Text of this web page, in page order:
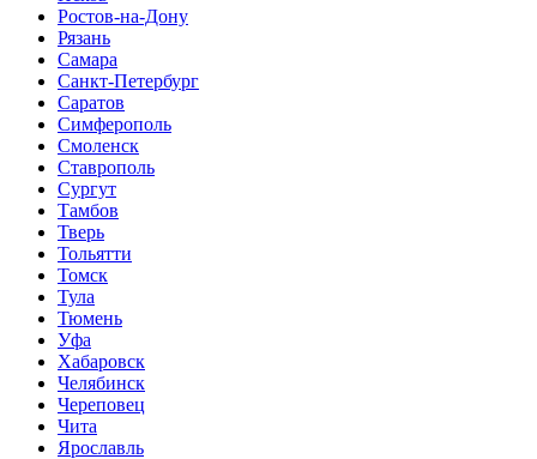
Ростов-на-Дону
Рязань
Самара
Санкт-Петербург
Саратов
Симферополь
Смоленск
Ставрополь
Сургут
Тамбов
Тверь
Тольятти
Томск
Тула
Тюмень
Уфа
Хабаровск
Челябинск
Череповец
Чита
Ярославль